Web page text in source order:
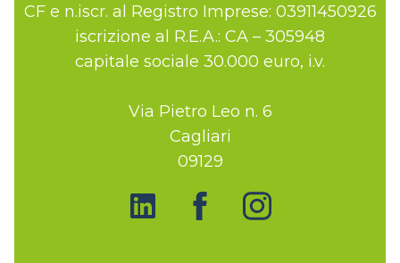
CF e n.iscr. al Registro Imprese: 03911450926
iscrizione al R.E.A.: CA – 305948
capitale sociale 30.000 euro, i.v.
Via Pietro Leo n. 6
Cagliari
09129